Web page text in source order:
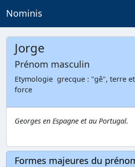
Nominis
Jorge
Prénom masculin
Etymologie grecque : "gê", terre
force
Georges en Espagne et au Portugal.
Formes majeures du